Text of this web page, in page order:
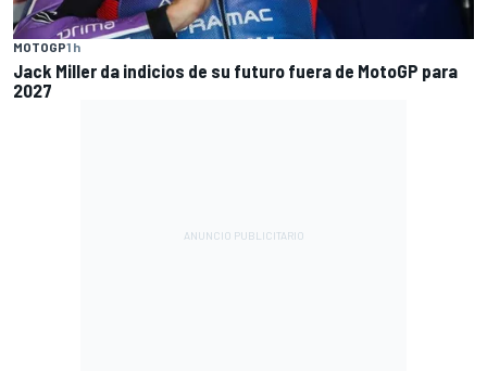
MOTOGP1 h
Jack Miller da indicios de su futuro fuera de MotoGP para
2027